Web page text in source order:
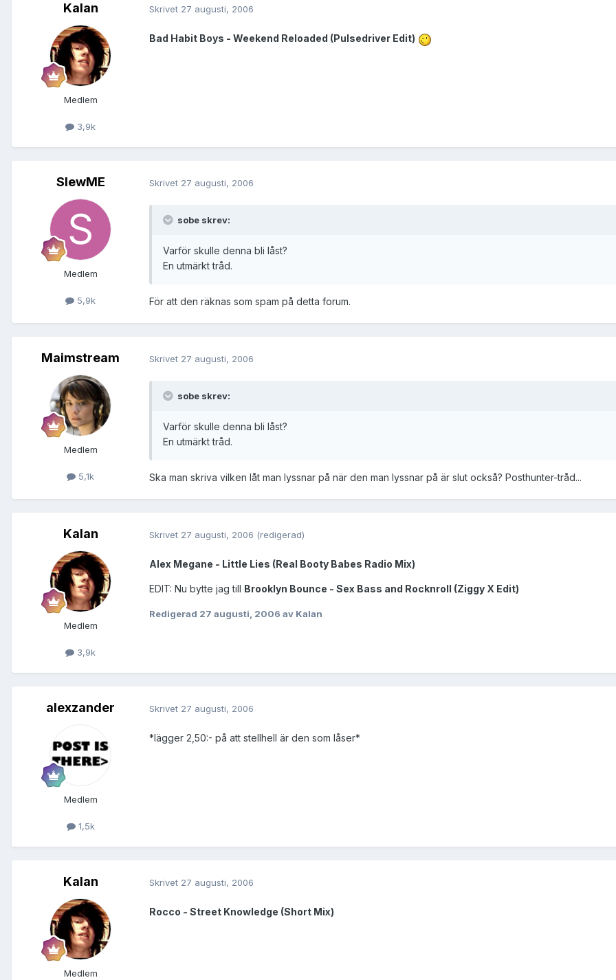
Kalan
Medlem
3,9k
Skrivet 27 augusti, 2006
Bad Habit Boys - Weekend Reloaded (Pulsedriver Edit)
SlewME
Medlem
5,9k
Skrivet 27 augusti, 2006
sobe skrev:
Varför skulle denna bli låst?
En utmärkt tråd.
För att den räknas som spam på detta forum.
Maimstream
Medlem
5,1k
Skrivet 27 augusti, 2006
sobe skrev:
Varför skulle denna bli låst?
En utmärkt tråd.
Ska man skriva vilken låt man lyssnar på när den man lyssnar på är slut också? Posthunter-tråd...
Kalan
Medlem
3,9k
Skrivet 27 augusti, 2006 (redigerad)
Alex Megane - Little Lies (Real Booty Babes Radio Mix)
EDIT: Nu bytte jag till Brooklyn Bounce - Sex Bass and Rocknroll (Ziggy X Edit)
Redigerad 27 augusti, 2006 av Kalan
alexzander
Medlem
1,5k
Skrivet 27 augusti, 2006
*lägger 2,50:- på att stellhell är den som låser*
Kalan
Medlem
Skrivet 27 augusti, 2006
Rocco - Street Knowledge (Short Mix)